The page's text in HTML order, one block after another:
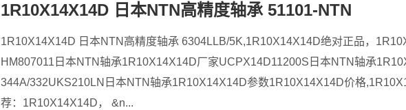
1R10X14X14D 日本NTN高精度轴承 51101-NTN
1R10X14X14D 日本NTN高精度轴承 6304LLB/5K,1R10X14X14D绝对正品，
HM807011日本NTN轴承1R10X14X14D厂家UCPX14D11200S日本NTN轴承
344A/332UKS210LN日本NTN轴承1R10X14X14D参数1R10X14X14D价格
荐：1R10X14X14D， &n...